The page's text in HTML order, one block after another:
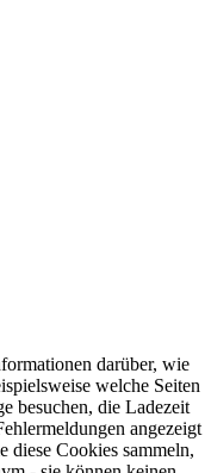
darüber, wie
welche Seiten
besuchen, die Ladezeit
angezeigt
diese Cookies sammeln,